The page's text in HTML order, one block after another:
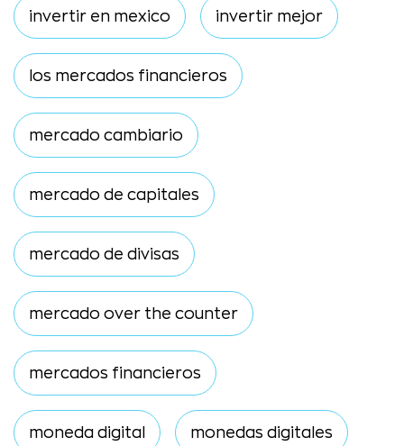
invertir en mexico invertir mejor
los mercados financieros
mercado cambiario
mercado de capitales
mercado de divisas
mercado over the counter
mercados financieros
moneda digital monedas digitales